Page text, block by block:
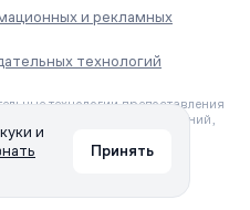
и рекламных
технологий
технологии предоставления
и анализа сведений,
сети «Интернет»,
Федерации.
защищены.
и
Принять